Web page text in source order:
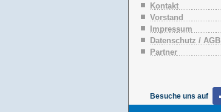
n
g
n
Kontakt
Vorstand
Impressum
Datenschutz / AGB
Partner
Besuche uns auf